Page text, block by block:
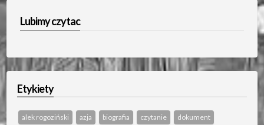
Lubimy czytac
Etykiety
alek rogoziński azja biografia czytanie dokument